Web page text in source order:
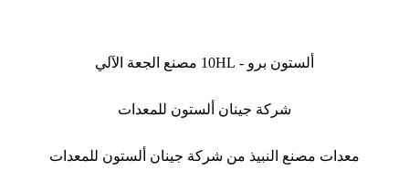
ألستون برو - 10HL مصنع الجعة الآلي
شركة جينان ألستون للمعدات
معدات مصنع النبيذ من شركة جينان ألستون للمعدات